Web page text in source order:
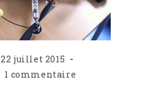
22 juillet 2015
1 commentaire